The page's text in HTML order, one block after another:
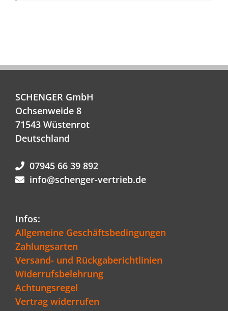
SCHENGER GmbH
Ochsenweide 8
71543 Wüstenrot
Deutschland
07945 66 39 892
info@schenger-vertrieb.de
Infos:
Allgemeine Geschäftsbedingungen
Zahlungsarten
Versand- und Rückgaberichtlinien
Widerrufsbelehrung
Achtungsregel
Vertrag widerrufen